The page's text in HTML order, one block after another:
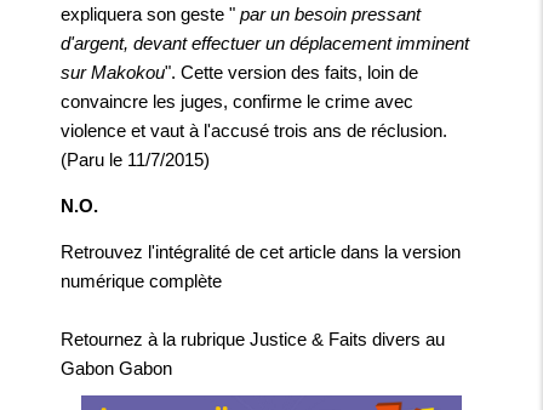
expliquera son geste " par un besoin pressant
d'argent, devant effectuer un déplacement imminent
sur Makokou". Cette version des faits, loin de
convaincre les juges, confirme le crime avec
violence et vaut à l'accusé trois ans de réclusion.
(Paru le 11/7/2015)
N.O.
Retrouvez l'intégralité de cet article dans laversion
numérique complète
Retournez à la rubrique Justice & Faits divers au
Gabon Gabon